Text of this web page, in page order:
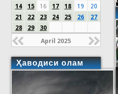
14
15 16 17 18 19
20
21
22 23 24 25 26
27
28
29 30
April 2025
Ҳаводиси олам